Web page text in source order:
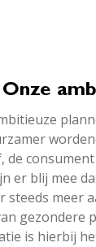
Onze
de
er blij mee
steeds meer
gezondere
is hierbij